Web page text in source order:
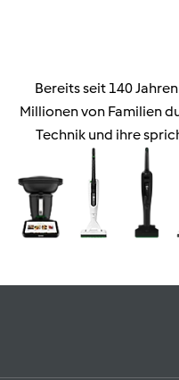
Bereits seit 140
Millionen von Familien
Technik und ihre